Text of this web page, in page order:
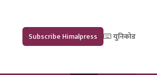
Subscribe Himalpress युनिकोड